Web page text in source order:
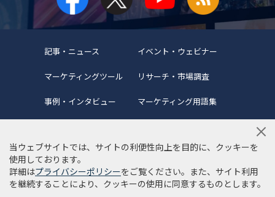
記事・ニュース イベント・ウェビナー
マーケティングツール リサーチ・市場調査
事例・インタビュー マーケティング用語集
当サイトについて 編集ポリシー
サイトマップ
利用規約
個人情報保護方針
当ウェブサイトでは、サイトの利便性向上を目的に、クッキーを
使用しております。
詳細はプライバシーポリシーをご覧ください。また、サイト利用
を継続することにより、クッキーの使用に同意するものとします。